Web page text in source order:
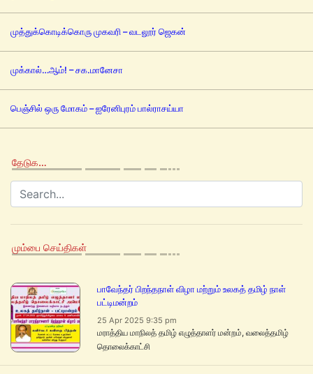
முத்துக்கொடிக்கொரு முகவரி – வடலூர் ஜெகன்
முக்கால்…ஆம்! – சக.மானேசா
பெஞ்சில் ஒரு மோகம் – ஐரேனிபுரம் பால்ராசய்யா
தேடுக…
மும்பை செய்திகள்
பாவேந்தர் பிறந்தநாள் விழா மற்றும் உலகத் தமிழ் நாள்
பட்டிமன்றம்
25 Apr 2025 9:35 pm
மராத்திய மாநிலத் தமிழ் எழுத்தாளர் மன்றம், வலைத்தமிழ்
தொலைக்காட்சி